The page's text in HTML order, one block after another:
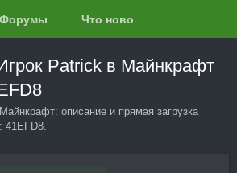
Форумы Что нового?
Patrick в Майнкрафт
описание и прямая загрузка
41EFD8.